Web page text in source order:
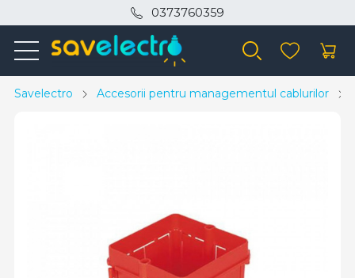
0373760359
Savelectro Accesorii pentru managementul cablurilor